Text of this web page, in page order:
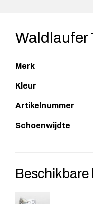
Waldlaufer
Merk
Kleur
Artikelnummer
Schoenwijdte
Beschikbare